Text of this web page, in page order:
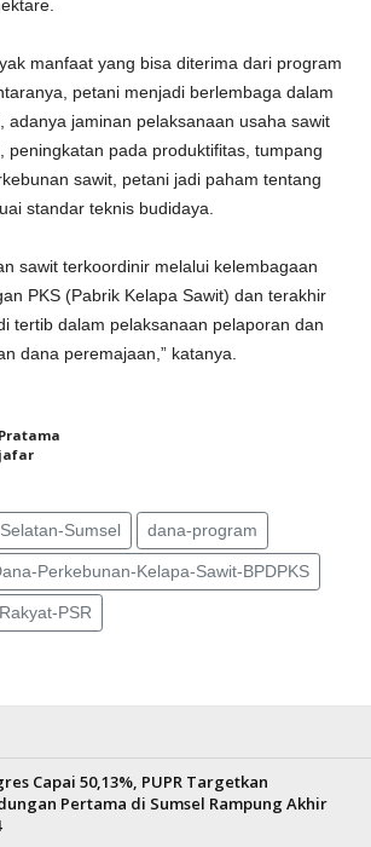
manfaat yang bisa diterima dari program
petani menjadi berlembaga dalam
adanya jaminan pelaksanaan usaha sawit
peningkatan pada produktifitas, tumpang
sawit, petani jadi paham tentang
standar teknis budidaya.
sawit terkoordinir melalui kelembagaan
PKS (Pabrik Kelapa Sawit) dan terakhir
tertib dalam pelaksanaan pelaporan dan
dana peremajaan,” katanya.
Sumsel dana-program
Perkebunan-Kelapa-Sawit-BPDPKS
PSR
Capai 50,13%, PUPR Targetkan
Pertama di Sumsel Rampung Akhir